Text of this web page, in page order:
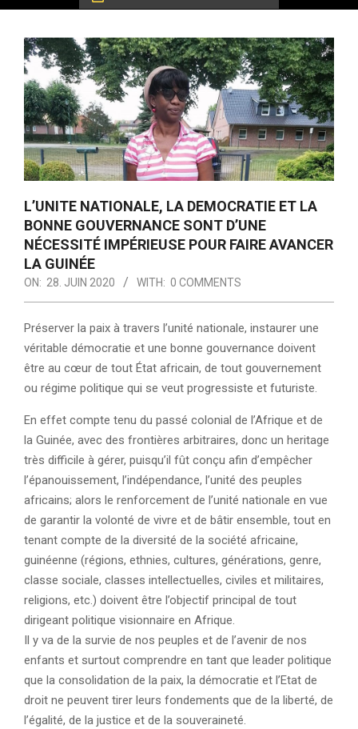
L’UNITE NATIONALE, LA DEMOCRATIE ET LA
BONNE GOUVERNANCE SONT D’UNE
NÉCESSITÉ IMPÉRIEUSE POUR FAIRE AVANCER
LA GUINÉE
ON: 28. JUIN 2020 WITH: 0 COMMENTS
Préserver la paix à travers l’unité nationale, instaurer une
véritable démocratie et une bonne gouvernance doivent
être au cœur de tout État africain, de tout gouvernement
ou régime politique qui se veut progressiste et futuriste.
En effet compte tenu du passé colonial de l’Afrique et de
la Guinée, avec des frontières arbitraires, donc un heritage
très difficile à gérer, puisqu’il fût conçu afin d’empêcher
l’épanouissement, l’indépendance, l’unité des peuples
africains; alors le renforcement de l’unité nationale en vue
de garantir la volonté de vivre et de bâtir ensemble, tout en
tenant compte de la diversité de la société africaine,
guinéenne (régions, ethnies, cultures, générations, genre,
classe sociale, classes intellectuelles, civiles et militaires,
religions, etc.) doivent être l’objectif principal de tout
dirigeant politique visionnaire en Afrique.
Il y va de la survie de nos peuples et de l’avenir de nos
enfants et surtout comprendre en tant que leader politique
que la consolidation de la paix, la démocratie et l’Etat de
droit ne peuvent tirer leurs fondements que de la liberté, de
l’égalité, de la justice et de la souveraineté.